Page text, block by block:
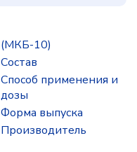
(МКБ-10)
Состав
Способ применения и
дозы
Форма выпуска
Производитель